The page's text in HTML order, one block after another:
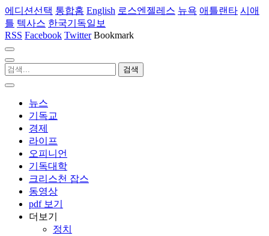
에디션선택 통합홈 English 로스엔젤레스 뉴욕 애틀랜타 시애
틀 텍사스 한국기독일보
RSS Facebook Twitter Bookmark
뉴스
기독교
경제
라이프
오피니언
기독대학
크리스천 잡스
동영상
pdf 보기
더보기
정치